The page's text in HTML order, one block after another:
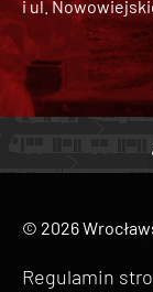
i ul.
© 2026
Regulamin